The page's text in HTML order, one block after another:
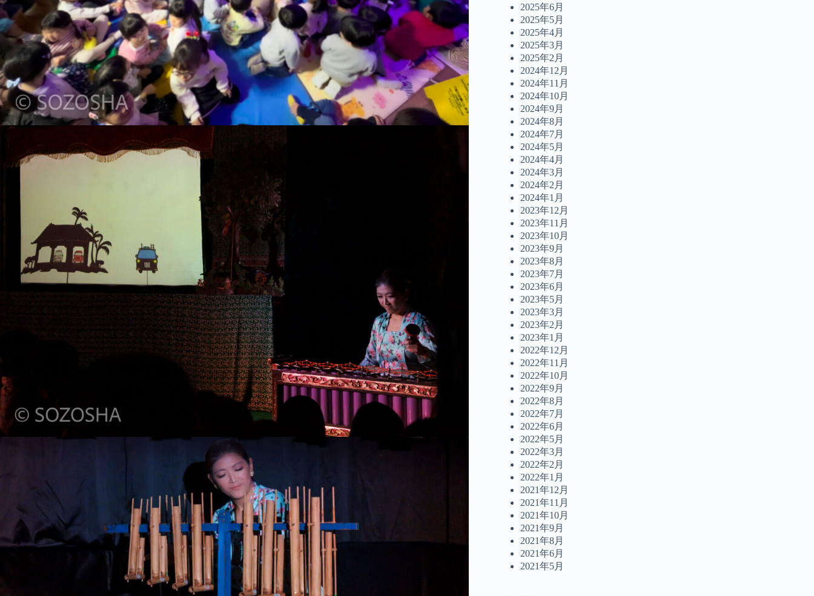
2025年6月
2025年5月
2025年4月
2025年3月
2025年2月
2024年12月
2024年11月
2024年10月
2024年9月
2024年8月
2024年7月
2024年5月
2024年4月
2024年3月
2024年2月
2024年1月
2023年12月
2023年11月
2023年10月
2023年9月
2023年8月
2023年7月
2023年6月
2023年5月
2023年3月
2023年2月
2023年1月
2022年12月
2022年11月
2022年10月
2022年9月
2022年8月
2022年7月
2022年6月
2022年5月
2022年3月
2022年2月
2022年1月
2021年12月
2021年11月
2021年10月
2021年9月
2021年8月
2021年6月
2021年5月